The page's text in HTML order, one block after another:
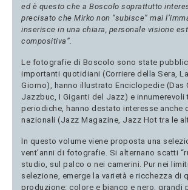
ed è questo che a Boscolo soprattutto
precisato che Mirko non “subisce” mai
inserisce in una chiara, personale visione
compositiva”.
Le fotografie di Boscolo sono state
importanti quotidiani (Corriere della Sera,
Giorno), hanno illustrato Enciclopedie (Das
Jazzbuc, I Giganti del Jazz) e innumerevoli
periodiche, hanno destato interesse anche
nazionali (Jazz Magazine, Jazz Hot tra le
In questo volume viene proposta una
vent’anni di fotografie. Si alternano scatti
studio, sul palco o nei camerini. Pur nei
selezione, emerge la varietà e ricchezza di
produzione: colore e bianco e nero, grandi